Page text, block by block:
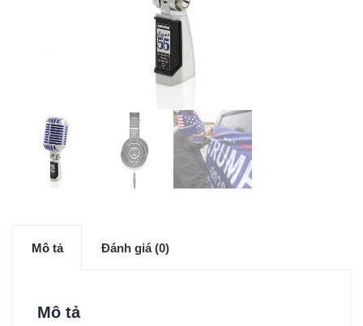
Mô tả Đánh giá (0)
Mô tả